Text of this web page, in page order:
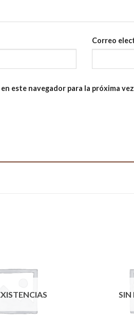
Correo
este navegador para la próxima
SIN